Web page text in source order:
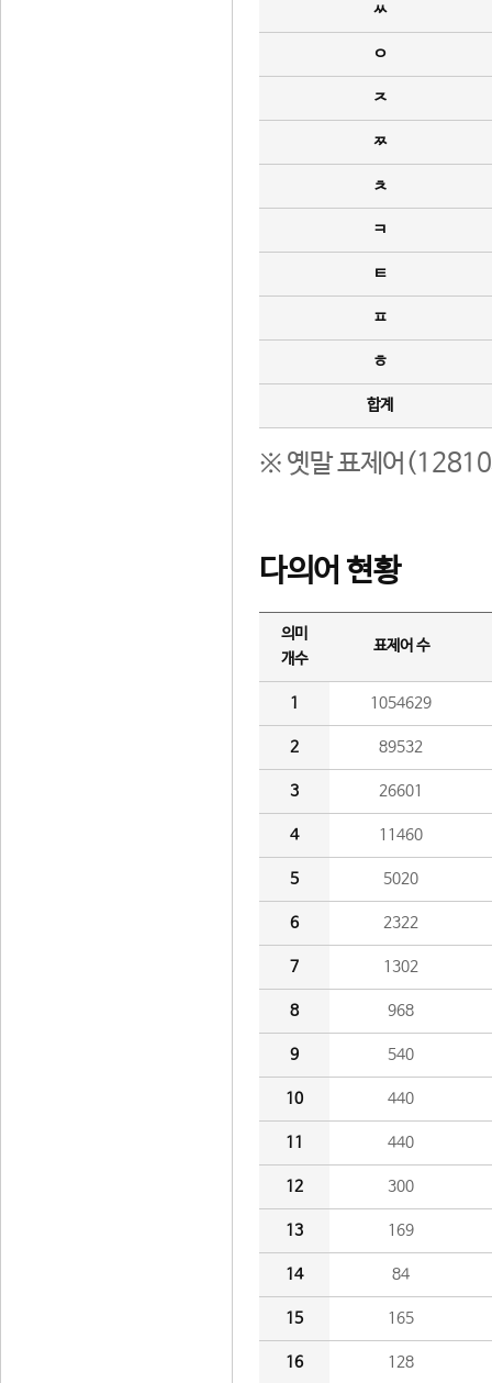
ㅆ
ㅇ
ㅈ
ㅉ
ㅊ
ㅋ
ㅌ
ㅍ
ㅎ
합계
※ 옛말 표제어(12810
다의어 현황
의미
개수
표제어 수
1 1054629
2 89532
3 26601
4 11460
5 5020
6 2322
7 1302
8 968
9 540
10 440
11 440
12 300
13 169
14 84
15 165
16 128